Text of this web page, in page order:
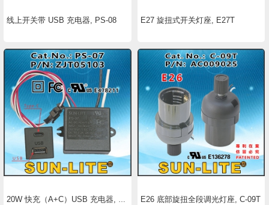
线上开关带 USB 充电器, PS-08 E27 旋扭式开关灯座, E27T
20W 快充（A+C）USB 充电器, PS-07 E26 底部旋扭全段调光灯座, C-09T